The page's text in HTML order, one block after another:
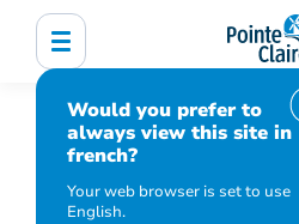
Would you prefer to
always view this site in
french?
Your web browser is set to use
English.
Accueil
Bibliothèque, culture,
Programmation et inscription
et activités
Tango argentin